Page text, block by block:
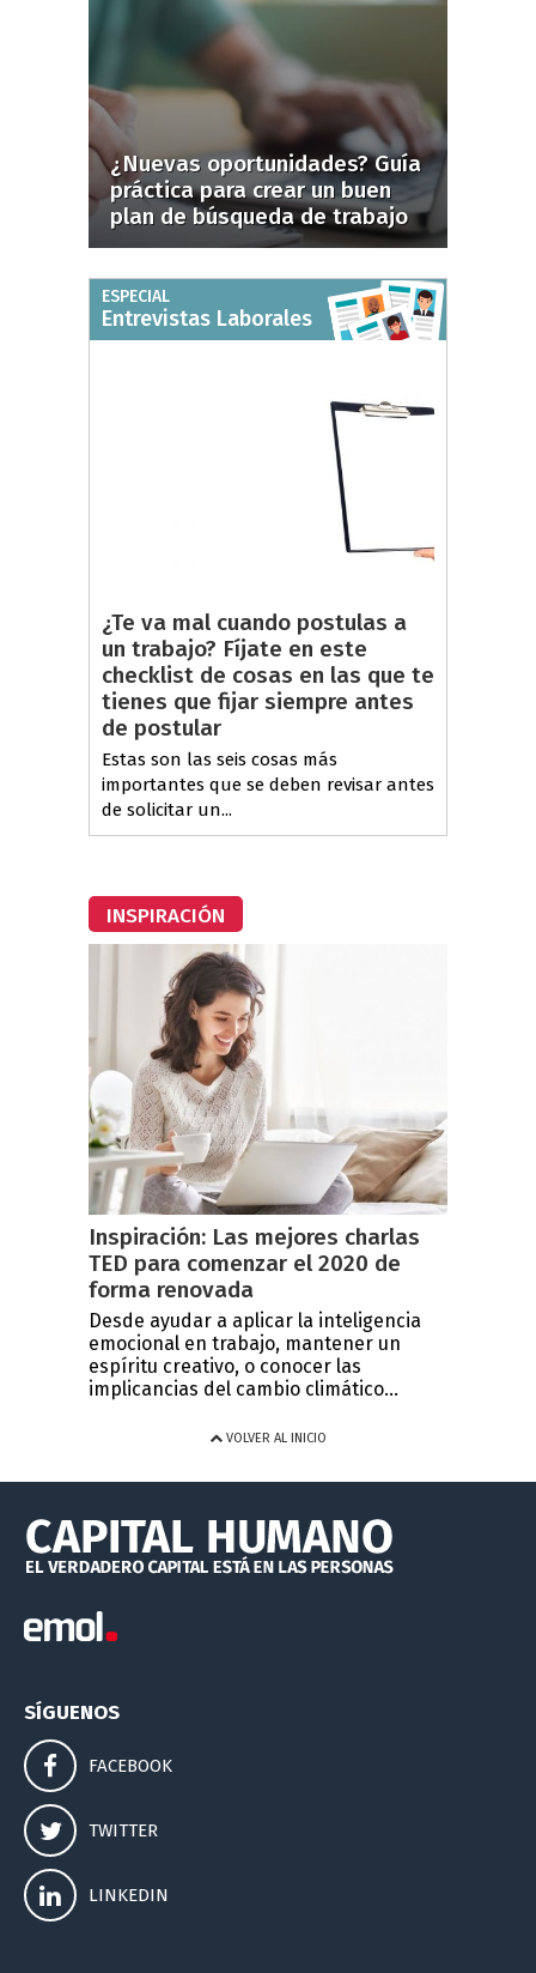
¿Nuevas oportunidades? Guía
práctica para crear un buen
plan de búsqueda de trabajo
ESPECIAL
Entrevistas Laborales
¿Te va mal cuando postulas a
un trabajo? Fíjate en este
checklist de cosas en las que te
tienes que fijar siempre antes
de postular
Estas son las seis cosas más
importantes que se deben revisar antes
de solicitar un...
INSPIRACIÓN
Inspiración: Las mejores charlas
TED para comenzar el 2020 de
forma renovada
Desde ayudar a aplicar la inteligencia
emocional en trabajo, mantener un
espíritu creativo, o conocer las
implicancias del cambio climático...
VOLVER AL INICIO
SÍGUENOS
FACEBOOK
TWITTER
LINKEDIN